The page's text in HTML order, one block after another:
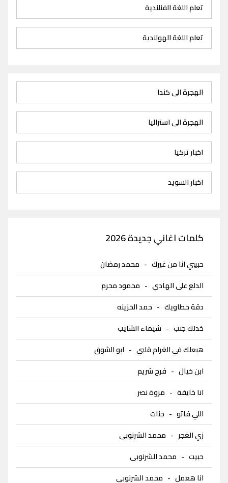
تعلم اللغة الفنلندية
تعلم اللغة الهولندية
الهجرة الى كندا
الهجرة الى استراليا
اخبار تركيا
اخبار السويد
كلمات اغاني جديدة 2026
حبيبي انا من غيرك - محمد رمضان
الدلع على الهادي - محمود محرم
دقة خطاويك - حمد الخزينه
خدلك جنب - شيماء الشايب
هبعلك في الغرام قلبي - ابو الشوق
ابن خيال - فرح شريم
انا خايفة - مروة نصر
اللي فاتو - جنات
زي الغجر - محمد الشرنوبى
حبيت - محمد الشرنوبى
انا هعمل - محمد الشرنوبى